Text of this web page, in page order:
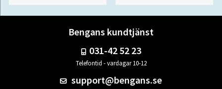
Bengans kundtjänst
031-42 52 23
Telefontid - vardagar 10-12
support@bengans.se